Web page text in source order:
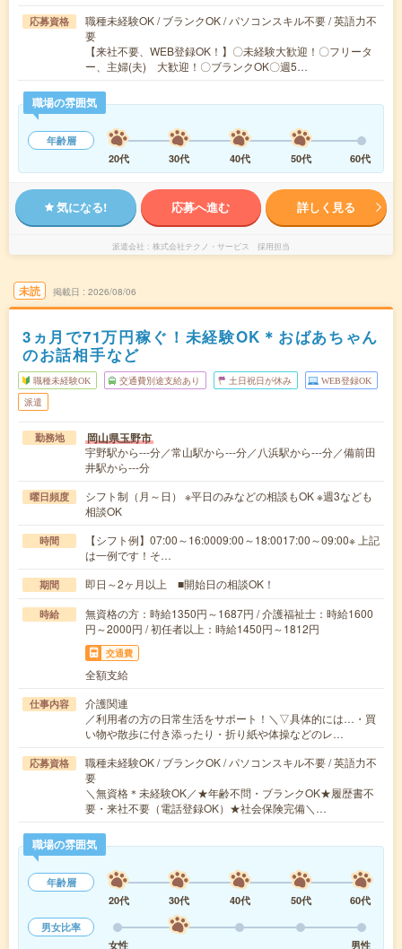
応募資格
職種未経験OK / ブランクOK / パソコンスキル不要 / 英語力不
要
【来社不要、WEB登録OK！】〇未経験大歓迎！〇フリータ
ー、主婦(夫) 大歓迎！〇ブランクOK〇週5…
職場の雰囲気
年齢層
20代
30代 40代 50代 60代
気になる! 応募へ進む 詳しく見る
派遣会社 株式会社テクノ・サービス 採用担当
未読 掲載日 2026/08/06
3ヵ月で71万円稼ぐ！未経験OK＊おばあちゃん
のお話相手など
職種未経験OK 交通費別途支給あり 土日祝日が休み WEB登録OK
派遣
勤務地 岡山県玉野市
宇野駅から---分／常山駅から---分／八浜駅から---分／備前田
井駅から---分
曜日頻度
シフト制（月～日） ※平日のみなどの相談もOK ※週3なども
相談OK
時間
【シフト例】07:00～16:0009:00～18:0017:00～09:00※ 上記
は一例です！そ…
期間 即日～2ヶ月以上 ■開始日の相談OK！
時給
無資格の方：時給1350円～1687円 / 介護福祉士：時給1600
円～2000円 / 初任者以上：時給1450円～1812円
交通費
全額支給
仕事内容
介護関連
／利用者の方の日常生活をサポート！＼▽具体的には…・買
い物や散歩に付き添ったり・折り紙や体操などのレ…
応募資格
職種未経験OK / ブランクOK / パソコンスキル不要 / 英語力不
要
＼無資格＊未経験OK／★年齢不問・ブランクOK★履歴書不
要・来社不要（電話登録OK）★社会保険完備＼…
職場の雰囲気
年齢層
20代
30代 40代 50代
60代
男女比率
女性
男性